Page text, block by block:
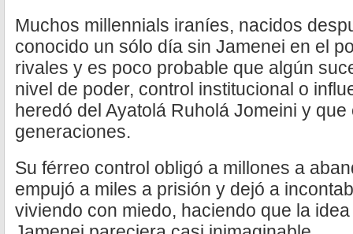
Muchos millennials iraníes, nacidos
conocido un sólo día sin Jamenei en el
rivales y es poco probable que algún
nivel de poder, control institucional o
heredó del Ayatolá Ruholá Jomeini y
generaciones.
Su férreo control obligó a millones a
empujó a miles a prisión y dejó a
viviendo con miedo, haciendo que la